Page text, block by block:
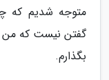
متوجه شدیم که
گفتن نیست که من
بگذارم.